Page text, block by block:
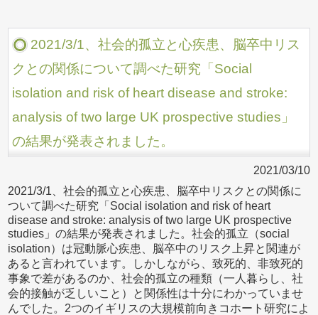
2021/3/1、社会的孤立と心疾患、脳卒中リス
クとの関係について調べた研究「Social
isolation and risk of heart disease and stroke:
analysis of two large UK prospective studies」
の結果が発表されました。
2021/03/10
2021/3/1、社会的孤立と心疾患、脳卒中リスクとの関係に
ついて調べた研究「Social isolation and risk of heart
disease and stroke: analysis of two large UK prospective
studies」の結果が発表されました。社会的孤立（social
isolation）は冠動脈心疾患、脳卒中のリスク上昇と関連が
あると言われています。しかしながら、致死的、非致死的
事象で差があるのか、社会的孤立の種類（一人暮らし、社
会的接触が乏しいこと）と関係性は十分にわかっていませ
んでした。2つのイギリスの大規模前向きコホート研究によ